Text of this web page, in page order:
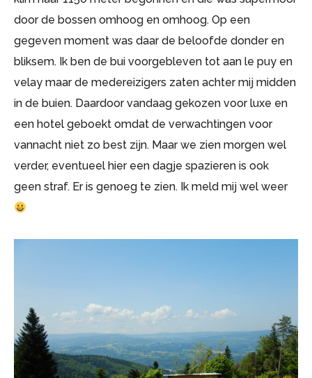
door de bossen omhoog en omhoog. Op een
gegeven moment was daar de beloofde donder en
bliksem. Ik ben de bui voorgebleven tot aan le puy en
velay maar de medereizigers zaten achter mij midden
in de buien. Daardoor vandaag gekozen voor luxe en
een hotel geboekt omdat de verwachtingen voor
vannacht niet zo best zijn. Maar we zien morgen wel
verder, eventueel hier een dagje spazieren is ook
geen straf. Er is genoeg te zien. Ik meld mij wel weer